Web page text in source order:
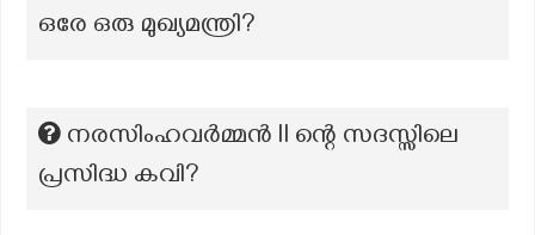
ഒരേ ഒരു മുഖ്യമന്ത്രി?
നരസിംഹവർമ്മൻ ll ന്റെ സദസ്സിലെ
പ്രസിദ്ധ കവി?